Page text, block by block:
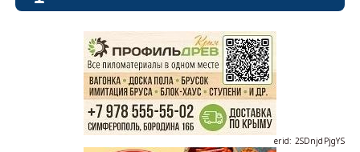
erid: 2SDnjdPjgYS